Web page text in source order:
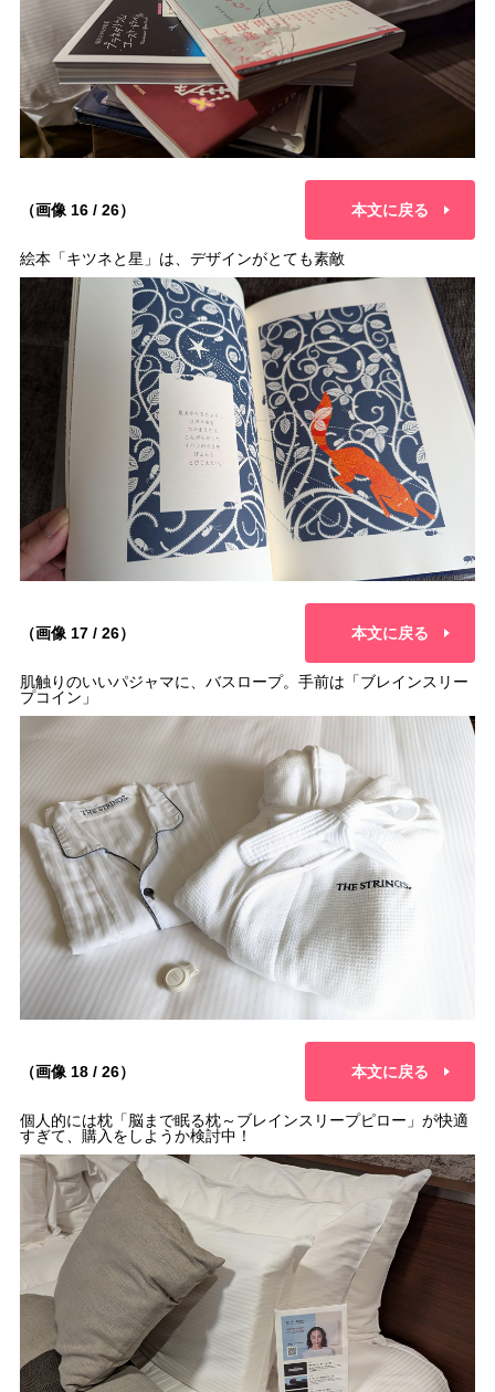
（画像 16 / 26） 本文に戻る
絵本「キツネと星」は、デザインがとても素敵
（画像 17 / 26） 本文に戻る
肌触りのいいパジャマに、バスロープ。手前は「ブレインスリー
プコイン」
（画像 18 / 26） 本文に戻る
個人的には枕「脳まで眠る枕～ブレインスリープピロー」が快適
すぎて、購入をしようか検討中！